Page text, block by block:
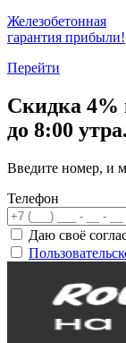
Железобетонная
гарантия прибыли!
Перейти
Скидка 4%
до 8:00 утра.
Введите номер, и
Телефон
Даю своё